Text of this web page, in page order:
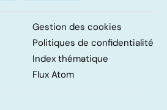
Gestion des cookies
Politiques de confidentialité
Index thématique
Flux Atom